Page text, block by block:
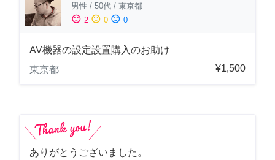
男性 / 50代 / 東京都
sentiment_satisfied 2 sentiment_neutral 0 sentiment_dissatisfied 0
AV機器の設定設置購入のお助け
東京都
¥1,500
ありがとうございました。